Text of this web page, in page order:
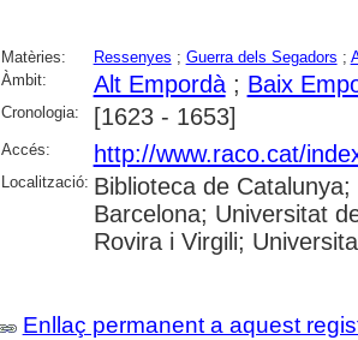
Matèries: Ressenyes ; Guerra dels Segadors ;
Àmbit:
Alt Empordà; Baix
Cronologia: [1623 - 1653]
Accés: http://www.raco.cat/
Localització: Biblioteca de
Barcelona; Universitat
Rovira i Virgili;
Enllaç permanent a aquest